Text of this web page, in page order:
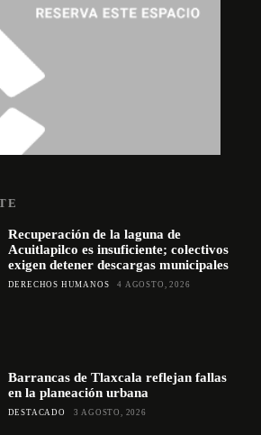
Recuperación de la laguna de
Acuitlapilco es insuficiente; colectivos
exigen detener descargas municipales
DERECHOS HUMANOS 4 AGOSTO, 2026
Barrancas de Tlaxcala reflejan fallas
en la planeación urbana
DESTACADO 3 AGOSTO, 2026